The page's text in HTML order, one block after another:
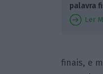
palavra
Ler
finais, e